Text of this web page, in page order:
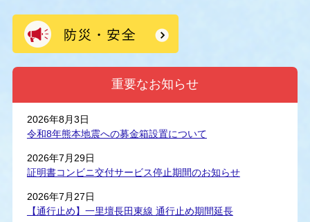
重要なお知らせ
2026年8月3日
令和8年熊本地震への募金箱設置について
2026年7月29日
証明書コンビニ交付サービス停止期間のお知らせ
2026年7月27日
【通行止め】一里壇長田東線 通行止め期間延長